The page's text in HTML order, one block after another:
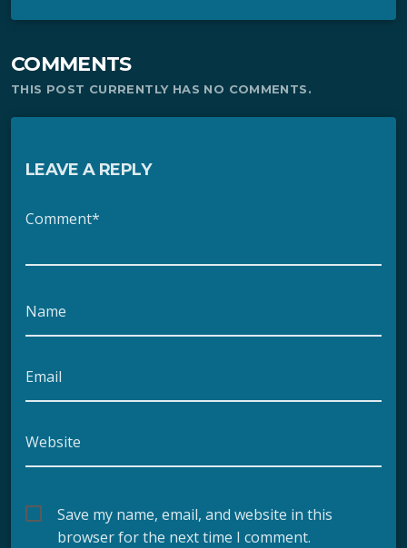
COMMENTS
THIS POST CURRENTLY HAS NO COMMENTS.
LEAVE A REPLY
Comment*
Name
Email
Website
Save my name, email, and website in this
browser for the next time I comment.